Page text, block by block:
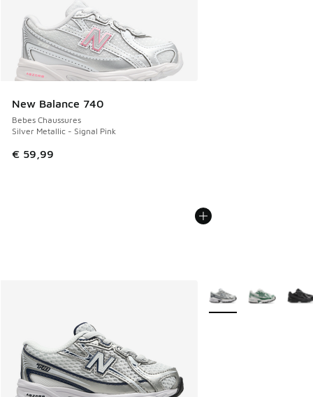
New Balance 740
Bebes Chaussures
Silver Metallic - Signal Pink
€ 59,99
Plus de couleurs